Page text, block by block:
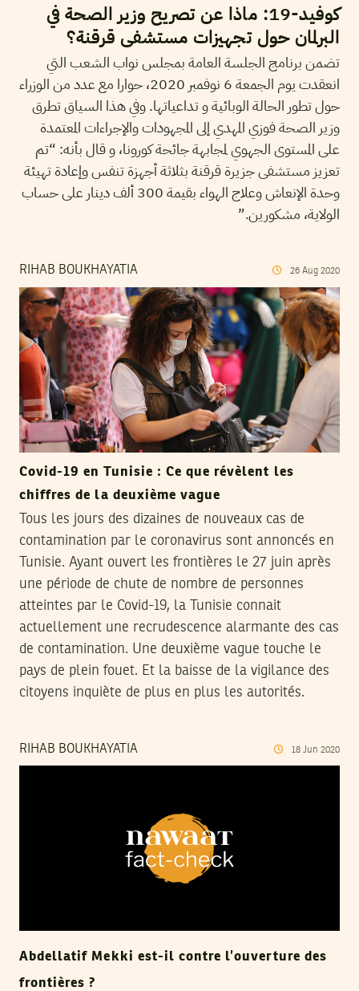
كوفيد-19: ماذا عن تصريح وزير الصحة في
البرلمان حول تجهيزات مستشفى قرقنة؟
تضمن برنامج الجلسة العامة بمجلس نواب الشعب التي
انعقدت يوم الجمعة 6 نوفمبر 2020، حوارا مع عدد من الوزراء
حول تطور الحالة الوبائية و تداعياتها. وفي هذا السياق تطرق
وزير الصحة فوزي المهدي إلى المجهودات والإجراءات المعتمدة
على المستوى الجهوي لمجابهة جائحة كورونا، و قال بأنه: “تم
تعزيز مستشفى جزيرة قرقنة بثلاثة أجهزة تنفس وإعادة تهيئة
وحدة الإنعاش وعلاج الهواء بقيمة 300 ألف دينار على حساب
الولاية، مشكورين.”
RIHAB BOUKHAYATIA 26 Aug 2020
Covid-19 en Tunisie : Ce que révèlent les
chiffres de la deuxième vague
Tous les jours des dizaines de nouveaux cas de
contamination par le coronavirus sont annoncés en
Tunisie. Ayant ouvert les frontières le 27 juin après
une période de chute de nombre de personnes
atteintes par le Covid-19, la Tunisie connait
actuellement une recrudescence alarmante des cas
de contamination. Une deuxième vague touche le
pays de plein fouet. Et la baisse de la vigilance des
citoyens inquiète de plus en plus les autorités.
RIHAB BOUKHAYATIA 18 Jun 2020
Abdellatif Mekki est-il contre l’ouverture des
frontières ?